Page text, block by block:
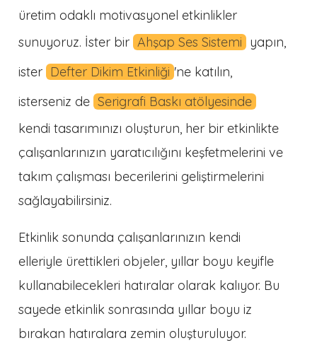
üretim odaklı motivasyonel etkinlikler
sunuyoruz. İster bir Ahşap Ses Sistemi yapın,
ister Defter Dikim Etkinliği 'ne katılın,
isterseniz de Serigrafi Baskı atölyesinde
kendi tasarımınızı oluşturun, her bir etkinlikte
çalışanlarınızın yaratıcılığını keşfetmelerini ve
takım çalışması becerilerini geliştirmelerini
sağlayabilirsiniz.
Etkinlik sonunda çalışanlarınızın kendi
elleriyle ürettikleri objeler, yıllar boyu keyifle
kullanabilecekleri hatıralar olarak kalıyor. Bu
sayede etkinlik sonrasında yıllar boyu iz
bırakan hatıralara zemin oluşturuluyor.